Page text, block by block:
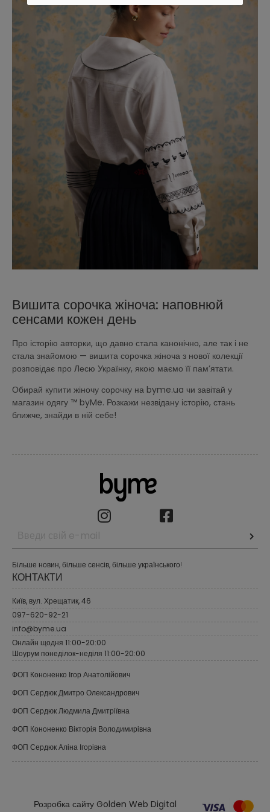
Вишита сорочка жіноча: наповнюй
сенсами кожен день
Про історію авторки, що давно стала канонічно, але так і не
стала знайомою — вишита сорочка жіноча з нової колекції
розповідає про Лесю Українку, якою маємо її пам’ятати.
Обирай купити жіночу сорочку на byme.ua чи завітай у
магазин одягу ™ byMe. Розкажи незвідану історію, стань
ближче, знайди в ній себе!
Більше новин, більше сенсів, більше українського!
КОНТАКТИ
Київ, вул. Хрещатик, 46
097-620-92-21
info@byme.ua
Онлайн щодня 11:00-20:00
Шоурум понеділок-неділя 11:00-20:00
ФОП Кононенко Ігор Анатолійович
ФОП Сердюк Дмитро Олександрович
ФОП Сердюк Людмила Дмитріївна
ФОП Кононенко Вікторія Володимирівна
ФОП Сердюк Аліна Ігорівна
Розробка сайту Golden Web Digital